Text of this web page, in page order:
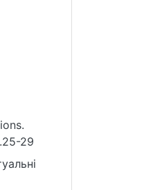
29